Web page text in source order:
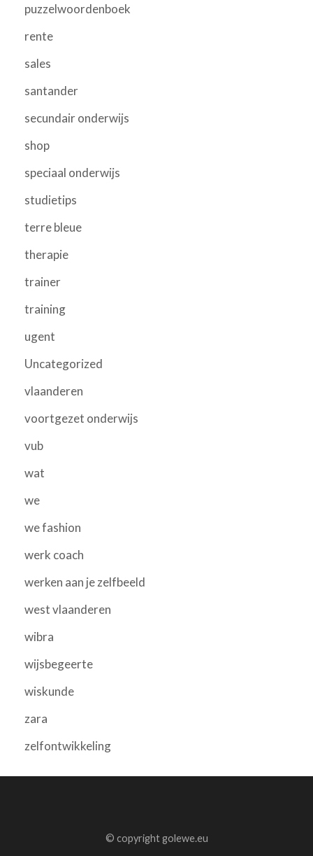
puzzelwoordenboek
rente
sales
santander
secundair onderwijs
shop
speciaal onderwijs
studietips
terre bleue
therapie
trainer
training
ugent
Uncategorized
vlaanderen
voortgezet onderwijs
vub
wat
we
we fashion
werk coach
werken aan je zelfbeeld
west vlaanderen
wibra
wijsbegeerte
wiskunde
zara
zelfontwikkeling
© copyright golewe.eu